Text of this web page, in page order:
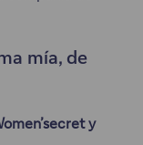
mía, de
y